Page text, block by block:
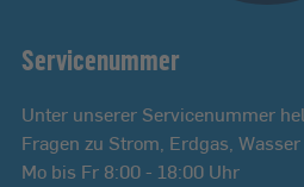
Servicenummer
Unter unserer Servicenummer
Fragen zu Strom, Erdgas,
Mo bis Fr 8:00 - 18:00 Uhr